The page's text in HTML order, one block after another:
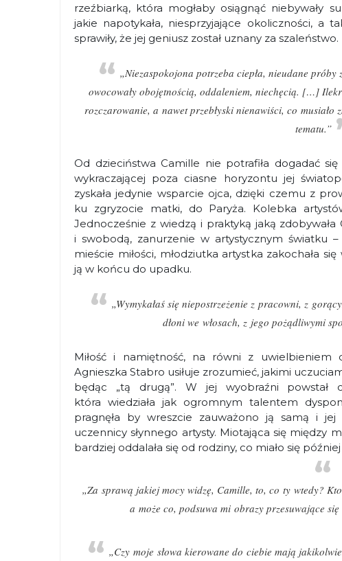
rzeźbiarką, która mogłaby osiągnąć niebywały
jakie napotykała, niesprzyjające okoliczności, a
sprawiły, że jej geniusz został uznany za szaleństwo.
„Niezaspokojona potrzeba ciepła, nieudane
owocowały obojętnością, oddaleniem, niechęcią. […]
rozczarowanie, a nawet przebłyski nienawiści, co
tematu.”
Od dzieciństwa Camille nie potrafiła dogadać
wykraczającej poza ciasne horyzontu jej
zyskała jedynie wsparcie ojca, dzięki czemu z
ku zgryzocie matki, do Paryża. Kolebka
Jednocześnie z wiedzą i praktyką jaką zdobywała
i swobodą, zanurzenie w artystycznym światku
mieście miłości, młodziutka artystka zakochała
ją w końcu do upadku.
„Wymykałaś się niepostrzeżenie z pracowni, z
dłoni we włosach, z jego pożądliwymi
Miłość i namiętność, na równi z uwielbieniem
Agnieszka Stabro usiłuje zrozumieć, jakimi
będąc „tą drugą”. W jej wyobraźni powstał
która wiedziała jak ogromnym talentem
pragnęła by wreszcie zauważono ją samą i
uczennicy słynnego artysty. Miotająca się między
bardziej oddalała się od rodziny, co miało się
„Za sprawą jakiej mocy widzę, Camille, to, co ty wtedy?
a może co, podsuwa mi obrazy przesuwające
„Czy moje słowa kierowane do ciebie mają